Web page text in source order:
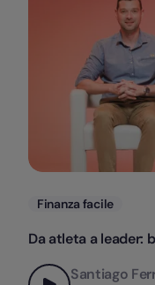
Categorie
Finanza facile
Da atleta a leader:
Santiago